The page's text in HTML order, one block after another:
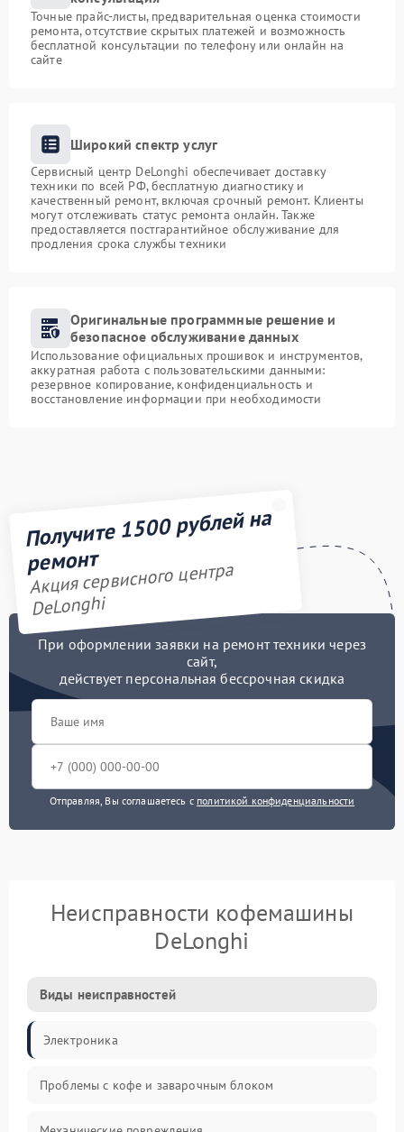
Точные прайс-листы, предварительная оценка стоимости
ремонта, отсутствие скрытых платежей и возможность
бесплатной консультации по телефону или онлайн на
сайте
Широкий спектр услуг
Сервисный центр DeLonghi обеспечивает доставку
техники по всей РФ, бесплатную диагностику и
качественный ремонт, включая срочный ремонт. Клиенты
могут отслеживать статус ремонта онлайн. Также
предоставляется постгарантийное обслуживание для
продления срока службы техники
Оригинальные программные решение и
безопасное обслуживание данных
Использование официальных прошивок и инструментов,
аккуратная работа с пользовательскими данными:
резервное копирование, конфиденциальность и
восстановление информации при необходимости
Получите 1500 рублей на
ремонт
Акция сервисного центра
DeLonghi
При оформлении заявки на ремонт техники через
сайт,
действует персональная бессрочная скидка
Отправляя, Вы соглашаетесь с политикой конфиденциальности
Неисправности кофемашины
DeLonghi
Виды неисправностей
Электроника
Проблемы с кофе и заварочным блоком